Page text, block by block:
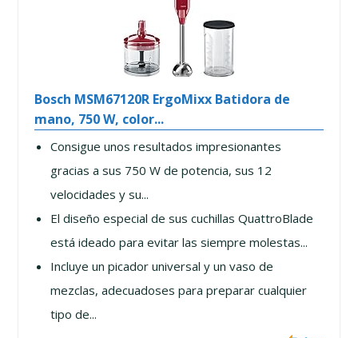
Bosch MSM67120R ErgoMixx Batidora de
mano, 750 W, color...
Consigue unos resultados impresionantes
gracias a sus 750 W de potencia, sus 12
velocidades y su...
El diseño especial de sus cuchillas QuattroBlade
está ideado para evitar las siempre molestas...
Incluye un picador universal y un vaso de
mezclas, adecuadoses para preparar cualquier
tipo de...